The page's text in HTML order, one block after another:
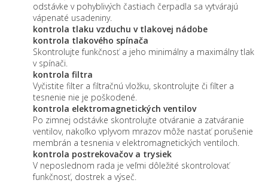
odstávke v pohyblivých častiach čerpadla sa vytvárajú
vápenaté usadeniny.
kontrola tlaku vzduchu v tlakovej nádobe
kontrola tlakového spínača
Skontrolujte funkčnosť a jeho minimálny a maximálny tlak
v spínači.
kontrola filtra
Vyčistite filter a filtračnú vložku, skontrolujte či filter a
tesnenie nie je poškodené.
kontrola elektromagnetických ventilov
Po zimnej odstávke skontrolujte otváranie a zatváranie
ventilov, nakoľko vplyvom mrazov môže nastať porušenie
membrán a tesnenia v elektromagnetických ventiloch.
kontrola postrekovačov a trysiek
V neposlednom rada je veľmi dôležité skontrolovať
funkčnosť, dostrek a výseč.